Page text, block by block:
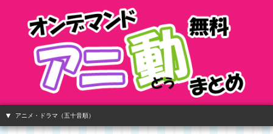
アニメ・ドラマ（五十音順）